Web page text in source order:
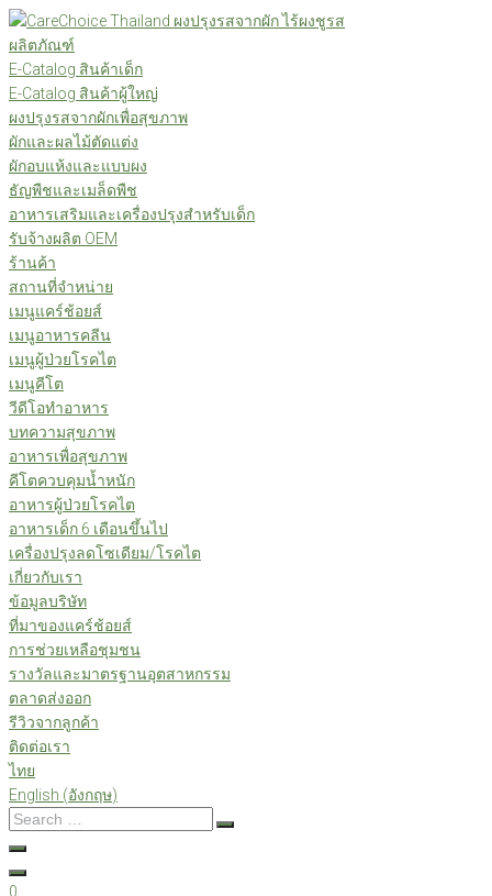
Skip
to
content
ผลิตภัณฑ์
E-Catalog สินค้าเด็ก
E-Catalog สินค้าผู้ใหญ่
ผงปรุงรสจากผักเพื่อสุขภาพ
ผักและผลไม้ตัดแต่ง
ผักอบแห้งและแบบผง
ธัญพืชและเมล็ดพืช
อาหารเสริมและเครื่องปรุงสำหรับเด็ก
รับจ้างผลิต OEM
ร้านค้า
สถานที่จำหน่าย
เมนูแคร์ช้อยส์
เมนูอาหารคลีน
เมนูผู้ป่วยโรคไต
เมนูคีโต
วีดีโอทำอาหาร
บทความสุขภาพ
อาหารเพื่อสุขภาพ
คีโตควบคุมน้ำหนัก
อาหารผู้ป่วยโรคไต
อาหารเด็ก 6 เดือนขึ้นไป
เครื่องปรุงลดโซเดียม/โรคไต
เกี่ยวกับเรา
ข้อมูลบริษัท
ที่มาของแคร์ช้อยส์
การช่วยเหลือชุมชน
รางวัลและมาตรฐานอุตสาหกรรม
ตลาดส่งออก
รีวิวจากลูกค้า
ติดต่อเรา
ไทย
English (อังกฤษ)
Search
…
0